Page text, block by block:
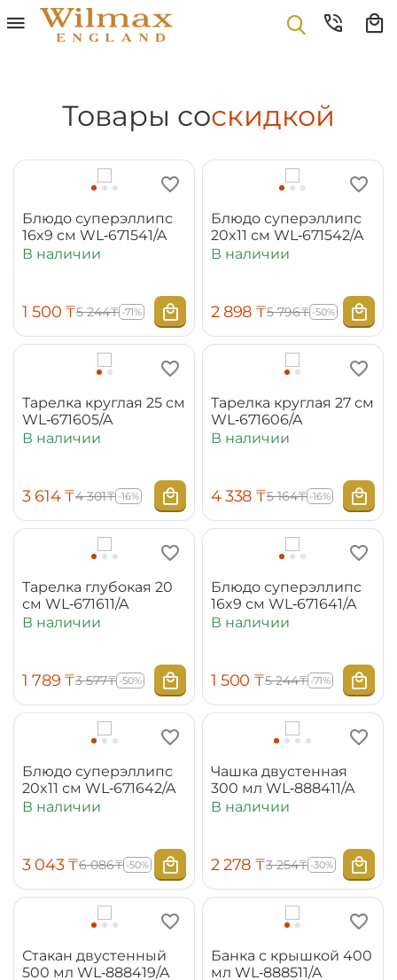
Товары соскидкой
Блюдо суперэллипс
16x9 см WL‑671541/A
В наличии
1 500 ₸5 244₸ -71%
Блюдо суперэллипс
20x11 см WL‑671542/A
В наличии
2 898 ₸5 796₸ -50%
Тарелка круглая 25 см
WL‑671605/A
В наличии
3 614 ₸4 301₸ -16%
Тарелка круглая 27 см
WL‑671606/A
В наличии
4 338 ₸5 164₸ -16%
Тарелка глубокая 20
см WL‑671611/A
В наличии
1 789 ₸3 577₸ -50%
Блюдо суперэллипс
16x9 см WL‑671641/A
В наличии
1 500 ₸5 244₸ -71%
Блюдо суперэллипс
20x11 см WL‑671642/A
В наличии
3 043 ₸6 086₸ -50%
Чашка двустенная
300 мл WL‑888411/A
В наличии
2 278 ₸3 254₸ -30%
Стакан двустенный
500 мл WL‑888419/A
Банка с крышкой 400
мл WL‑888511/A